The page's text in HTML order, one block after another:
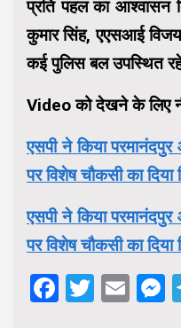
प्रति पहल का आश्वासन
कुमार सिंह, एएसआई
कई पुलिस बल उपस्थित
Video को देखने के लिए
एसपी ने किया परमानंदपुर
पर विशेष चौकसी का दिया
एसपी ने किया परमानंदपुर
पर विशेष चौकसी का दिया
Facebook